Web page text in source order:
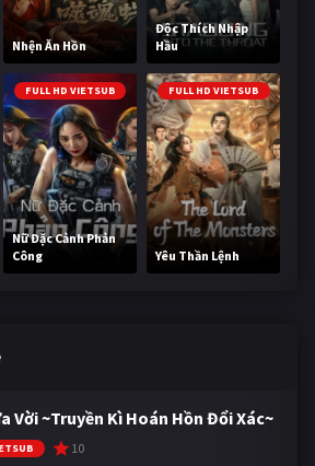
Nhện Ăn Hồn
Độc Thích Nhập
Hầu
FULL HD VIETSUB
Nữ Đặc Cảnh Phản
Công
FULL HD VIETSUB
Yêu Thần Lệnh
Vời ~Truyền Kì Hoán Hồn Đổi Xác~
10